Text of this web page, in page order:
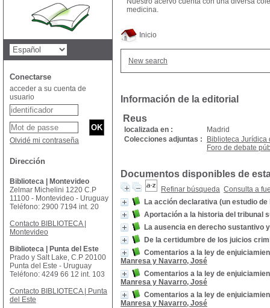
Inicio
New search
Información de la editorial
Reus
localizada en :
Madrid
Colecciones adjuntas :
Biblioteca Jurídica
Foro de debate
Documentos disponibles de
Refinar búsqueda Consulta a
La acción declarativa (un estudio
Aportación a la historia del tribunal
La ausencia en derecho sustantivo
De la certidumbre de los juicios
Comentarios a la ley de
Manresa y Navarro, José
Comentarios a la ley de
Manresa y Navarro, José
Comentarios a la ley de
Manresa y Navarro, José
medicina.
Conectarse
acceder a su cuenta de
usuario
Olvidé mi contraseña
Dirección
Biblioteca | Montevideo
Zelmar Michelini 1220 C.P
11100 - Montevideo - Uruguay
Teléfono: 2900 7194 int. 20
Contacto BIBLIOTECA |
Montevideo
Biblioteca | Punta del Este
Prado y Salt Lake, C.P 20100
Punta del Este - Uruguay
Teléfono: 4249 66 12 int. 103
Contacto BIBLIOTECA | Punta
del Este